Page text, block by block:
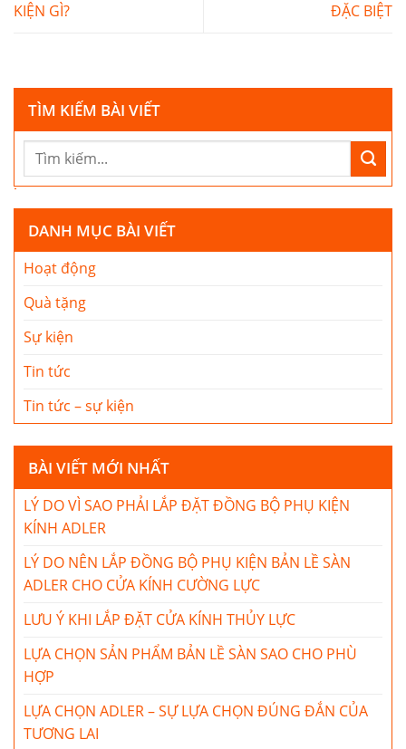
KIỆN GÌ?
ĐẶC BIỆT
TÌM KIẾM BÀI VIẾT
DANH MỤC BÀI VIẾT
Hoạt động
Quà tặng
Sự kiện
Tin tức
Tin tức – sự kiện
BÀI VIẾT MỚI NHẤT
LÝ DO VÌ SAO PHẢI LẮP ĐẶT ĐỒNG BỘ PHỤ KIỆN
KÍNH ADLER
LÝ DO NÊN LẮP ĐỒNG BỘ PHỤ KIỆN BẢN LỀ SÀN
ADLER CHO CỬA KÍNH CƯỜNG LỰC
LƯU Ý KHI LẮP ĐẶT CỬA KÍNH THỦY LỰC
LỰA CHỌN SẢN PHẨM BẢN LỀ SÀN SAO CHO PHÙ
HỢP
LỰA CHỌN ADLER – SỰ LỰA CHỌN ĐÚNG ĐẮN CỦA
TƯƠNG LAI